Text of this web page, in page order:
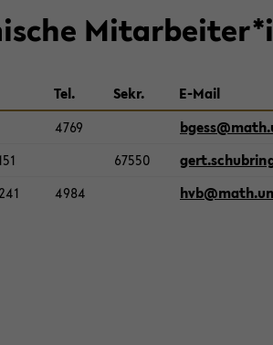
Tel. Sekr.
E-​Mail
4769
67550
4984